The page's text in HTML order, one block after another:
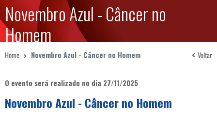
Novembro Azul - Câncer no
Homem
Home Novembro Azul - Câncer no Homem Voltar
O evento será realizado no dia 27/11/2025
Novembro Azul - Câncer no Homem